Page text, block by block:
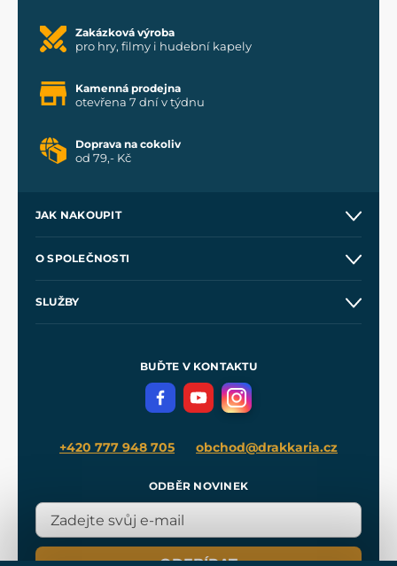
Zakázková výroba
pro hry, filmy i hudební kapely
Kamenná prodejna
otevřena 7 dní v týdnu
Doprava na cokoliv
od 79,- Kč
JAK NAKOUPIT
Velkoobchod
O SPOLEČNOSTI
SLUŽBY
Meče pro Kingdom Come
BUĎTE V KONTAKTU
+420 777 948 705 obchod@drakkaria.cz
ODBĚR NOVINEK